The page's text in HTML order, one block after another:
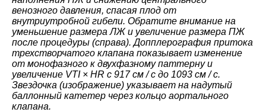
венозного давления, спасая плод от
внутриутробной гибели. Обратите внимание на
уменьшение размера ЛЖ и увеличение размера ПЖ
после процедуры (справа). Допплерография притока
трехстворчатого клапана показывает изменение
от монофазного к двухфазному паттерну и
увеличение VTI × HR с 917 см / с до 1093 см / с.
Звездочка (изображение) указывает на надутый
баллонный катетер через кольцо аортального
клапана.